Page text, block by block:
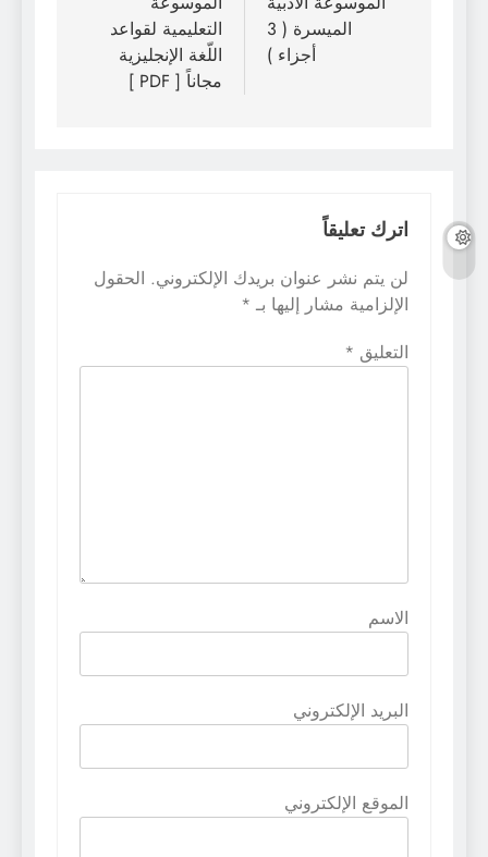
الميسرة ( 3
أجزاء )
التعليمية لقواعد
اللّغة الإنجليزية
مجاناً [ PDF ]
اترك تعليقاً
لن يتم نشر عنوان بريدك الإلكتروني. الحقول
الإلزامية مشار إليها بـ *
التعليق *
الاسم
البريد الإلكتروني
الموقع الإلكتروني